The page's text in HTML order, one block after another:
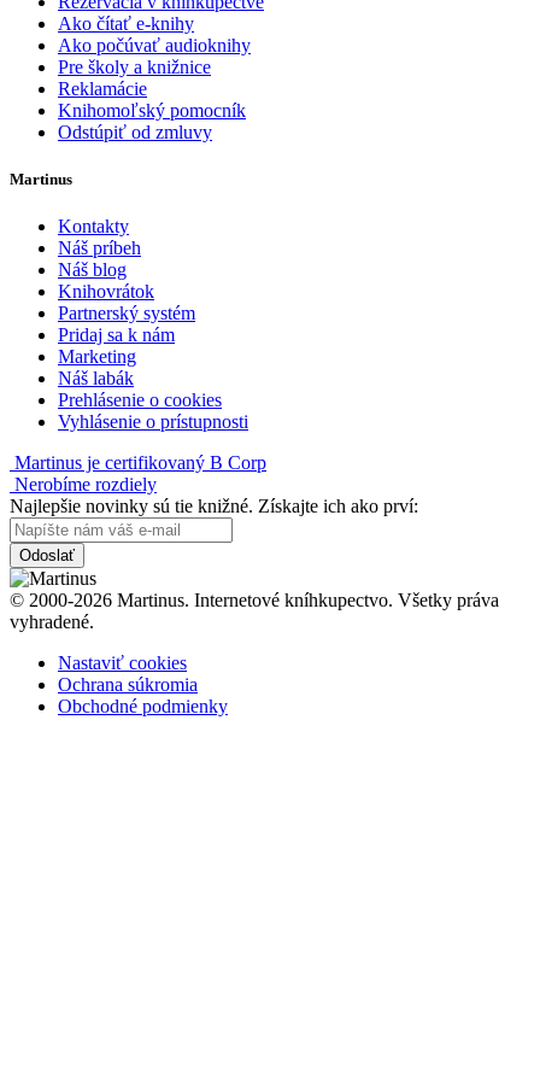
Ako čítať e-knihy
Ako počúvať audioknihy
Pre školy a knižnice
Reklamácie
Knihomoľský pomocník
Odstúpiť od zmluvy
Martinus
Kontakty
Náš príbeh
Náš blog
Knihovrátok
Partnerský systém
Pridaj sa k nám
Marketing
Náš labák
Prehlásenie o cookies
Vyhlásenie o prístupnosti
Martinus je certifikovaný B Corp
Nerobíme rozdiely
Najlepšie novinky sú tie knižné. Získajte ich ako prví:
Odoslať
© 2000-2026 Martinus. Internetové kníhkupectvo. Všetky práva
vyhradené.
Nastaviť cookies
Ochrana súkromia
Obchodné podmienky